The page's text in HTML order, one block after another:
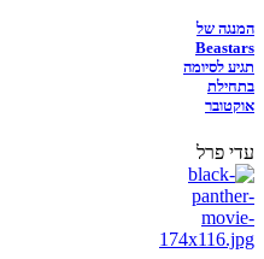
המנגה של
Beastars
תגיע לסיומה
בתחילת
אוקטובר
עדי פרל